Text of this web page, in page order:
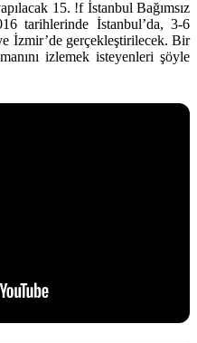
15. !f İstanbul Bağımsız
tarihlerinde İstanbul’da, 3-6
İzmir’de gerçekleştirilecek. Bir
izlemek isteyenleri şöyle